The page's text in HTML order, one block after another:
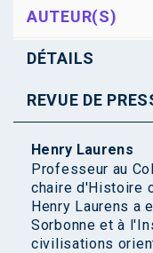
AUTEUR(S)
DÉTAILS
REVUE DE
Henry Laurens
Professeur au
chaire d'Histoire
Henry Laurens a
Sorbonne et à
civilisations